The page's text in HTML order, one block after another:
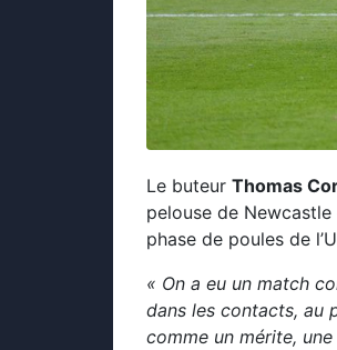
Le buteur Thomas
pelouse de
phase de poules de
« On a eu un match
dans les contacts, au
comme un mérite,